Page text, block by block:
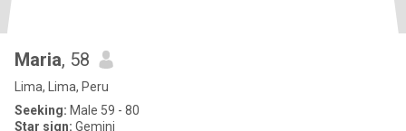
Maria, 58
Lima, Lima, Peru
Seeking: Male 59 - 80
Star sign: Gemini